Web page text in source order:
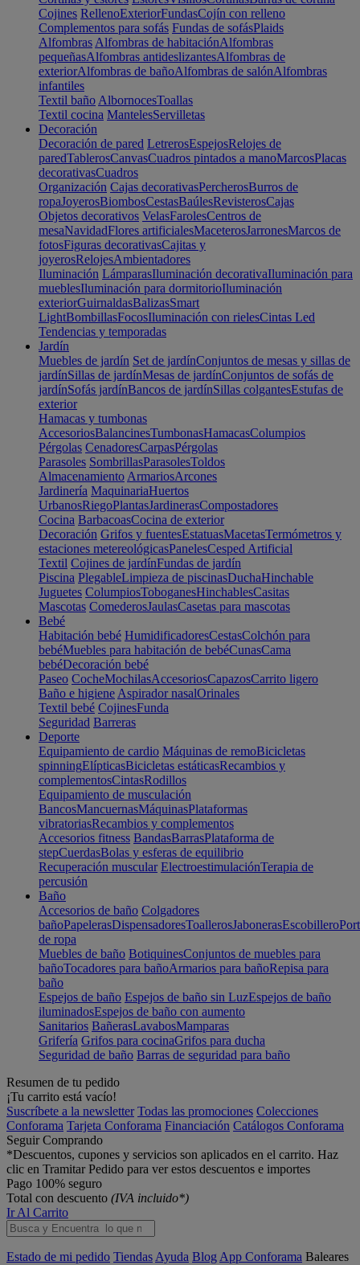
Cojines RellenoExteriorFundasCojín con relleno
Complementos para sofás Fundas de sofásPlaids
Alfombras Alfombras de habitaciónAlfombras
pequeñasAlfombras antideslizantesAlfombras de
exteriorAlfombras de bañoAlfombras de salónAlfombras
infantiles
Textil baño AlbornocesToallas
Textil cocina MantelesServilletas
Decoración
Decoración de pared LetrerosEspejosRelojes de
paredTablerosCanvasCuadros pintados a manoMarcosPlacas
decorativasCuadros
Organización Cajas decorativasPercherosBurros de
ropaJoyerosBiombosCestasBaúlesRevisterosCajas
Objetos decorativos VelasFarolesCentros de
mesaNavidadFlores artificialesMaceterosJarronesMarcos de
fotosFiguras decorativasCajitas y
joyerosRelojesAmbientadores
Iluminación LámparasIluminación decorativaIluminación para
mueblesIluminación para dormitorioIluminación
exteriorGuirnaldasBalizasSmart
LightBombillasFocosIluminación con rielesCintas Led
Tendencias y temporadas
Jardín
Muebles de jardín Set de jardínConjuntos de mesas y sillas de
jardínSillas de jardínMesas de jardínConjuntos de sofás de
jardínSofás jardínBancos de jardínSillas colgantesEstufas de
exterior
Hamacas y tumbonas
AccesoriosBalancinesTumbonasHamacasColumpios
Pérgolas CenadoresCarpasPérgolas
Parasoles SombrillasParasolesToldos
Almacenamiento ArmariosArcones
Jardinería MaquinariaHuertos
UrbanosRiegoPlantasJardinerasCompostadores
Cocina BarbacoasCocina de exterior
Decoración Grifos y fuentesEstatuasMacetasTermómetros y
estaciones metereológicasPanelesCesped Artificial
Textil Cojines de jardínFundas de jardín
Piscina PlegableLimpieza de piscinasDuchaHinchable
Juguetes ColumpiosToboganesHinchablesCasitas
Mascotas ComederosJaulasCasetas para mascotas
Bebé
Habitación bebé HumidificadoresCestasColchón para
bebéMuebles para habitación de bebéCunasCama
bebéDecoración bebé
Paseo CocheMochilasAccesoriosCapazosCarrito ligero
Baño e higiene Aspirador nasalOrinales
Textil bebé CojinesFunda
Seguridad Barreras
Deporte
Equipamiento de cardio Máquinas de remoBicicletas
spinningElípticasBicicletas estáticasRecambios y
complementosCintasRodillos
Equipamiento de musculación
BancosMancuernasMáquinasPlataformas
vibratoriasRecambios y complementos
Accesorios fitness BandasBarrasPlataforma de
stepCuerdasBolas y esferas de equilibrio
Recuperación muscular ElectroestimulaciónTerapia de
percusión
Baño
Accesorios de baño Colgadores
bañoPapelerasDispensadoresToallerosJabonerasEscobillero
de ropa
Muebles de baño BotiquinesConjuntos de muebles para
bañoTocadores para bañoArmarios para bañoRepisa para
baño
Espejos de baño Espejos de baño sin LuzEspejos de baño
iluminadosEspejos de baño con aumento
Sanitarios BañerasLavabosMamparas
Grifería Grifos para cocinaGrifos para ducha
Seguridad de baño Barras de seguridad para baño
Resumen de tu pedido
¡Tu carrito está vacío!
Suscríbete a la newsletter Todas las promociones Colecciones
Conforama Tarjeta Conforama Financiación Catálogos Conforama
Seguir Comprando
*Descuentos, cupones y servicios son aplicados en el carrito. Haz
clic en Tramitar Pedido para ver estos descuentos e importes
Pago 100% seguro
Total con descuento (IVA incluido*)
Ir Al Carrito
Estado de mi pedido Tiendas Ayuda Blog App Conforama Baleares